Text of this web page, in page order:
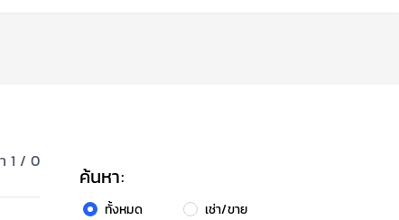
1 / 0
ค้นหา:
ทั้งหมด
เช่า/ขาย